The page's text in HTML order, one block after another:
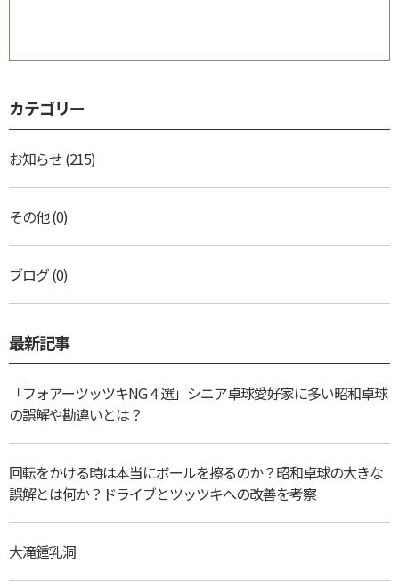
カテゴリー
お知らせ(215)
その他(0)
ブログ(0)
最新記事
「フォアーツッツキNG４選」シニア卓球愛好家に多い昭和卓球
の誤解や勘違いとは？
回転をかける時は本当にボールを擦るのか？昭和卓球の大きな
誤解とは何か？ドライブとツッツキへの改善を考察
大滝鍾乳洞